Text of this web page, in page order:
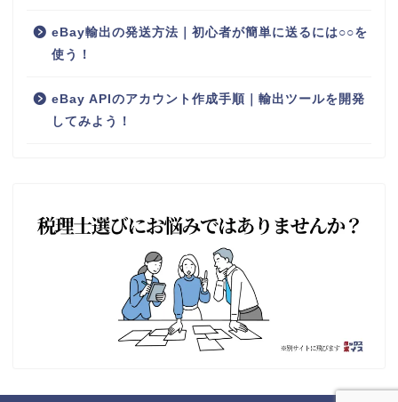
eBay輸出の発送方法｜初心者が簡単に送るには○○を
使う！
eBay APIのアカウント作成手順｜輸出ツールを開発
してみよう！